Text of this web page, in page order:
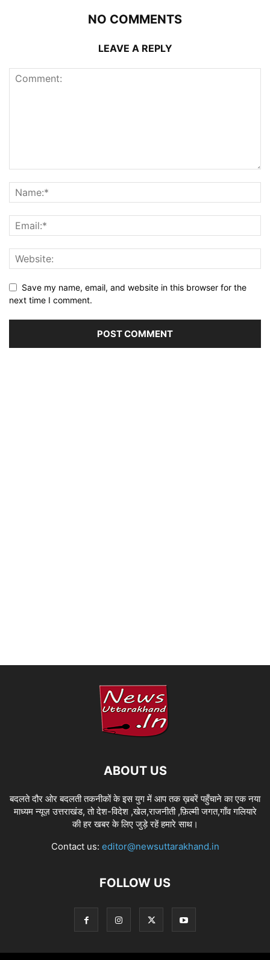
NO COMMENTS
LEAVE A REPLY
Save my name, email, and website in this browser for the
next time I comment.
ABOUT US
बदलते दौर ओर बदलती तकनीकों के इस युग में आप तक ख़बरें पहुँचाने का एक नया
माध्यम न्यूज़ उत्तराखंड, तो देश-विदेश ,खेल,राजनीती ,फ़िल्मी जगत,गाँव गलियारे
की हर खबर के लिए जुड़े रहें हमारे साथ।
Contact us: editor@newsuttarakhand.in
FOLLOW US